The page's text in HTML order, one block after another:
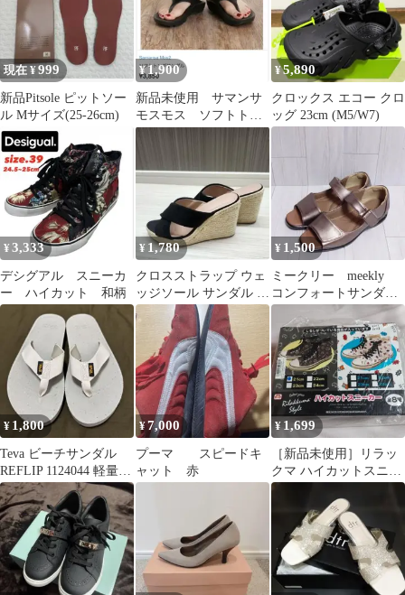
現在 ¥999
新品Pitsole ピットソー
ル Mサイズ(25-26cm)
¥1,900
新品未使用 サマンサ
モスモス ソフトトン
グサンダル 黒 ブラ
¥5,890
クロックス エコー クロ
ッグ 23cm (M5/W7)
¥ 3,333
デシグアル スニーカ
ー ハイカット 和柄
¥ 1,780
クロスストラップ ウェ
ッジソール サンダル ブ
ラック、ジュート、
22.5～23
¥ 1,500
ミークリー meekly
コンフォートサンダ
ル EEEE ブロンズ
¥ 1,800
Teva ビーチサンダル
REFLIP 1124044 軽量
トング EVA
¥7,000
プーマ スピードキ
ャット 赤
¥1,699
［新品未使用］リラッ
クマ ハイカットスニー
カー 21cm